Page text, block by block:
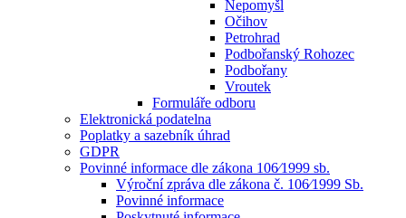
Nepomyšl
Očihov
Petrohrad
Podbořanský Rohozec
Podbořany
Vroutek
Formuláře odboru
Elektronická podatelna
Poplatky a sazebník úhrad
GDPR
Povinné informace dle zákona 106⁄1999 sb.
Výroční zpráva dle zákona č. 106⁄1999 Sb.
Povinné informace